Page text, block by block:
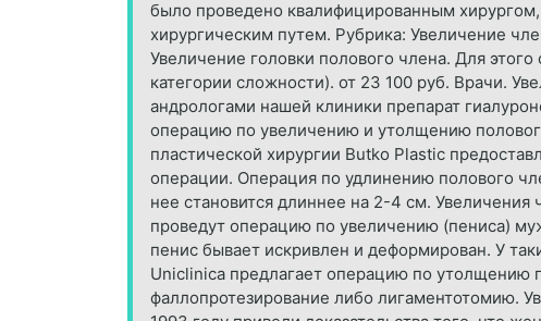
было проведено квалифицированным
хирургическим путем. Рубрика: Увеличение
Увеличение головки полового члена. Для
категории сложности). от 23 100 руб. Врачи.
андрологами нашей клиники препарат
операцию по увеличению и утолщению
пластической хирургии Butko Plastic
операции. Операция по удлинению полового
нее становится длиннее на 2-4 см.
проведут операцию по увеличению (пениса)
пенис бывает искривлен и деформирован. У
Uniclinica предлагает операцию по утолщению
фаллопротезирование либо лигаментотомию.